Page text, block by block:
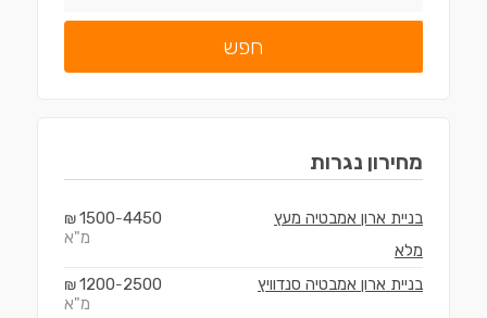
חפש
מחירון נגרות
בניית ארון אמבטיה מעץ
מלא
1500-4450
₪
מ"א
בניית ארון אמבטיה סנדוויץ 1200-2500
₪
מ"א